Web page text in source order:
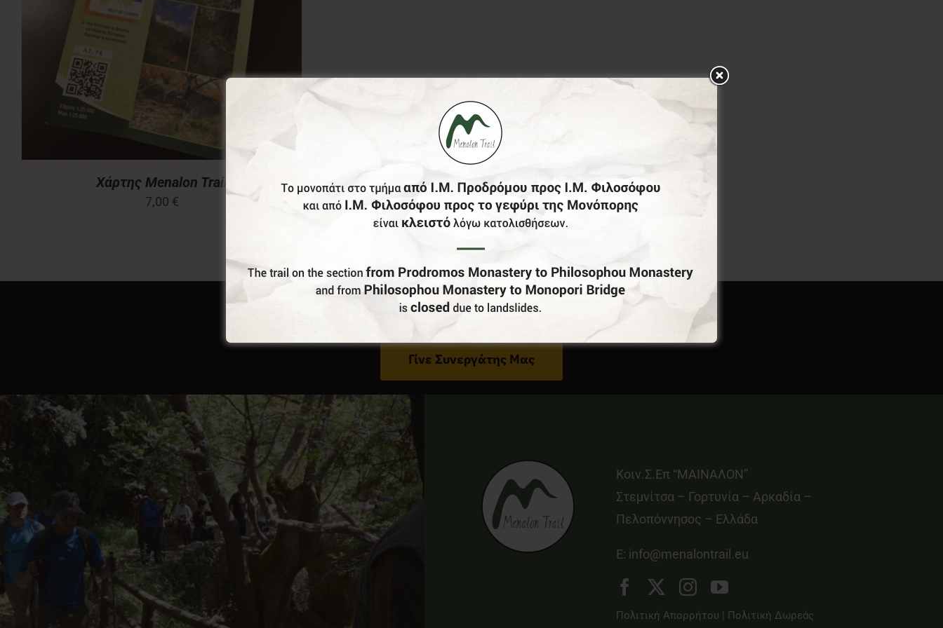
Χάρτης Menalon Trail
7,00 €
Έχεις Επιχείρηση Στο Δήμο Γορτυνίας;
Γίνε Συνεργάτης Μας
Κοιν.Σ.Επ “ΜΑΙΝΑΛΟΝ”
Στεμνίτσα – Γορτυνία – Αρκαδία –
Πελοπόννησος – Ελλάδα
E: info@menalontrail.eu
Πολιτική Απορρήτου | Πολιτική Δωρεάς